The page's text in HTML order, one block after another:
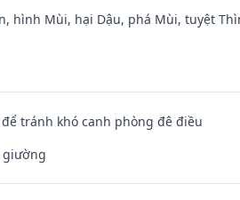
hình Mùi, hại Dậu, phá Mùi, tuyệt
tránh khó canh phòng đê điều
giường